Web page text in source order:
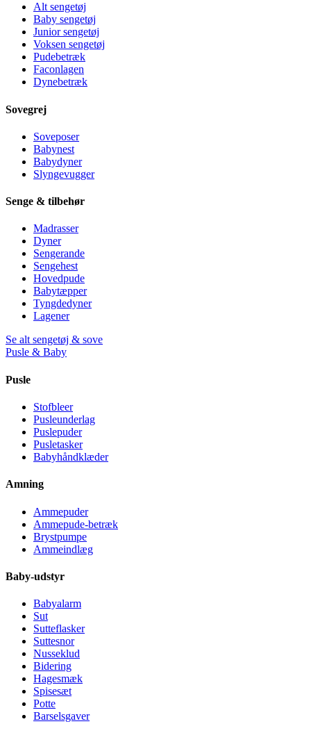
Alt sengetøj
Baby sengetøj
Junior sengetøj
Voksen sengetøj
Pudebetræk
Faconlagen
Dynebetræk
Sovegrej
Soveposer
Babynest
Babydyner
Slyngevugger
Senge & tilbehør
Madrasser
Dyner
Sengerande
Sengehest
Hovedpude
Babytæpper
Tyngdedyner
Lagener
Se alt sengetøj & sove
Pusle & Baby
Pusle
Stofbleer
Pusleunderlag
Puslepuder
Pusletasker
Babyhåndklæder
Amning
Ammepuder
Ammepude-betræk
Brystpumpe
Ammeindlæg
Baby-udstyr
Babyalarm
Sut
Sutteflasker
Suttesnor
Nusseklud
Bidering
Hagesmæk
Spisesæt
Potte
Barselsgaver